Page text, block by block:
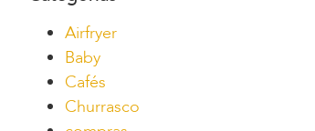
Airfryer
Baby
Cafés
Churrasco